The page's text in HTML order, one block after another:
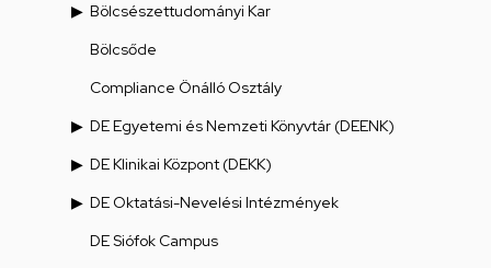
Bölcsészettudományi Kar
Bölcsőde
Compliance Önálló Osztály
DE Egyetemi és Nemzeti Könyvtár (DEENK)
DE Klinikai Központ (DEKK)
DE Oktatási-Nevelési Intézmények
DE Siófok Campus